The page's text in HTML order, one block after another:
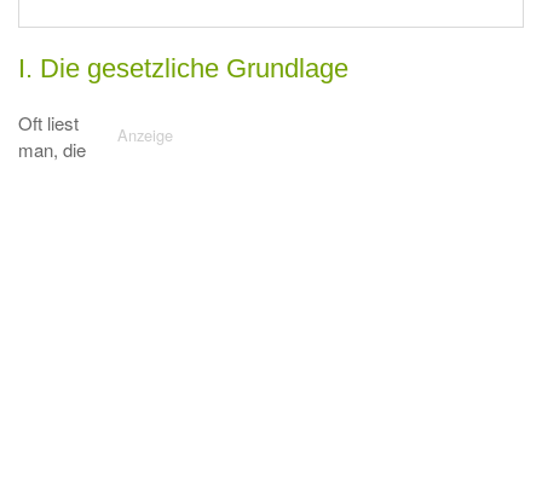
I. Die gesetzliche Grundlage
Oft liest
man, die